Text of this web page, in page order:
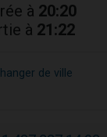
à 20:20
à 21:22
de ville